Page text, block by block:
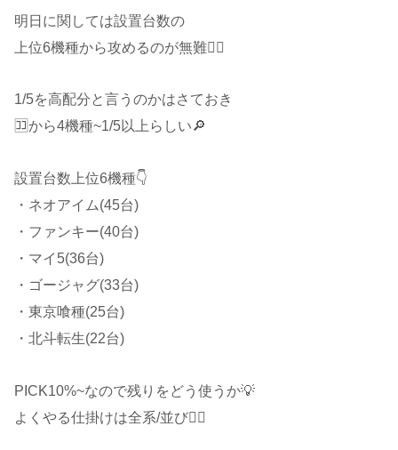
明日に関しては設置台数の
上位6機種から攻めるのが無難🙋‍♂️
1/5を高配分と言うのかはさておき
🈁から4機種~1/5以上らしい🔎
設置台数上位6機種👇
・ネオアイム(45台)
・ファンキー(40台)
・マイ5(36台)
・ゴージャグ(33台)
・東京喰種(25台)
・北斗転生(22台)
PICK10%~なので残りをどう使うか💡
よくやる仕掛けは全系/並び🙋‍♂️